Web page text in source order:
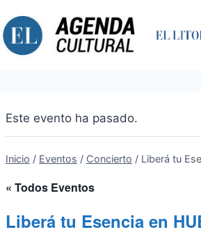
al
contenido
Este evento ha pasado.
Inicio / Eventos / Concierto / Liberá tu
« Todos Eventos
Liberá tu Esencia en